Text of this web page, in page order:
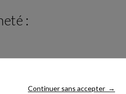
Continuer sans accepter →
: